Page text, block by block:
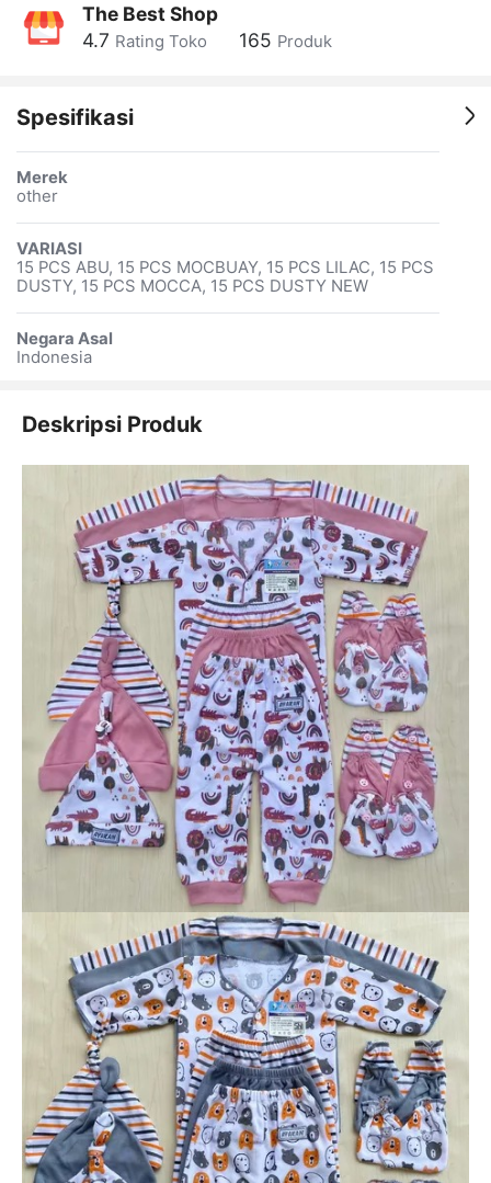
The Best Shop
4.7 Rating Toko 165 Produk
Spesifikasi
Merek
other
VARIASI
15 PCS ABU, 15 PCS MOCBUAY, 15 PCS LILAC, 15 PCS
DUSTY, 15 PCS MOCCA, 15 PCS DUSTY NEW
Negara Asal
Indonesia
Deskripsi Produk